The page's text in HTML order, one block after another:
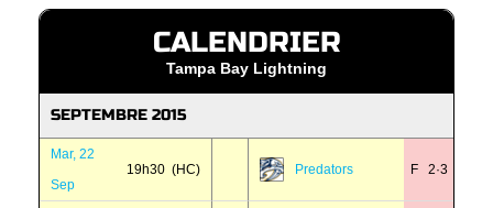
CALENDRIER
Tampa Bay Lightning
SEPTEMBRE 2015
Mar, 22
Sep
19h30 (HC) Predators F 2·3